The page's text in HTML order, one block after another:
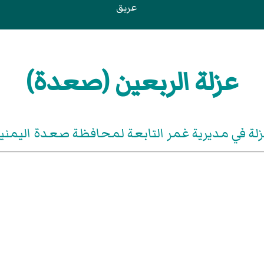
عريق
عزلة الربعين (صعدة)
في مديرية غمر التابعة لمحافظة صعدة